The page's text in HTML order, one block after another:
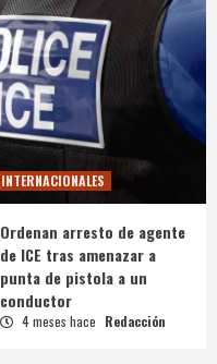
INTERNACIONALES
Ordenan arresto de agente
de ICE tras amenazar a
punta de pistola a un
conductor
4 meses hace Redacción